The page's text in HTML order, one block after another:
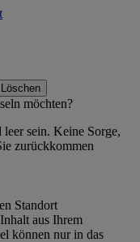
Löschen
möchten?
sein. Keine Sorge,
zurückkommen
Standort
aus Ihrem
können nur in das